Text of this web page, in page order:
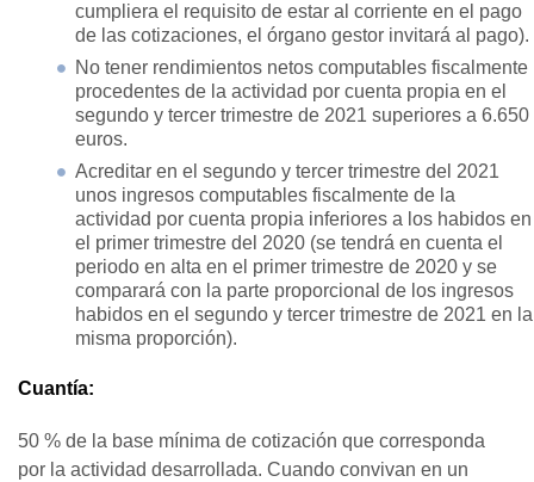
cumpliera el requisito de estar al corriente en el pago
de las cotizaciones, el órgano gestor invitará al pago).
No tener rendimientos netos computables fiscalmente
procedentes de la actividad por cuenta propia en el
segundo y tercer trimestre de 2021 superiores a 6.650
euros.
Acreditar en el segundo y tercer trimestre del 2021
unos ingresos computables fiscalmente de la
actividad por cuenta propia inferiores a los habidos en
el primer trimestre del 2020 (se tendrá en cuenta el
periodo en alta en el primer trimestre de 2020 y se
comparará con la parte proporcional de los ingresos
habidos en el segundo y tercer trimestre de 2021 en la
misma proporción).
Cuantía:
50 % de la base mínima de cotización que corresponda
por la actividad desarrollada. Cuando convivan en un